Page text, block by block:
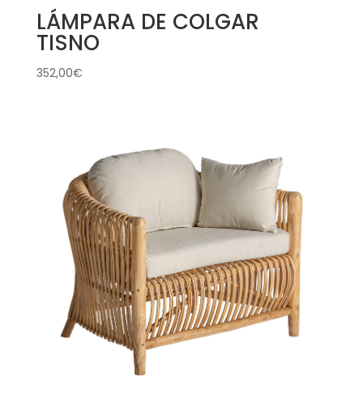
LÁMPARA DE COLGAR
TISNO
352,00€